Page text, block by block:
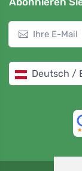
Deutsch /